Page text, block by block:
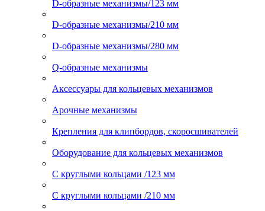
D-образные механизмы/123 мм
D-образные механизмы/210 мм
D-образные механизмы/280 мм
Q-образные механизмы
Аксессуары для кольцевых механизмов
Арочные механизмы
Крепления для клипбордов, скоросшивателей
Оборудование для кольцевых механизмов
С круглыми кольцами /123 мм
С круглыми кольцами /210 мм